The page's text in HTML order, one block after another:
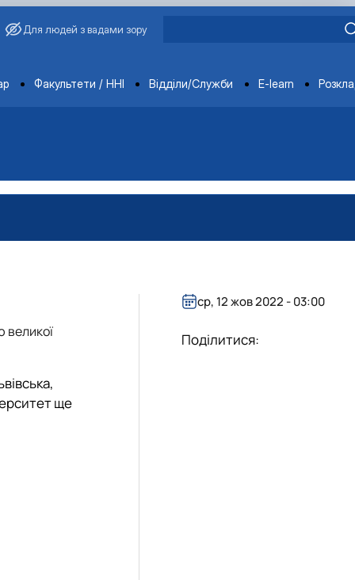
Для людей з вадами зору
Факультети / ННІ Відділи/Служби E-learn
великої
ще
ср, 12 жов 2022 - 03:00
Поділитися: